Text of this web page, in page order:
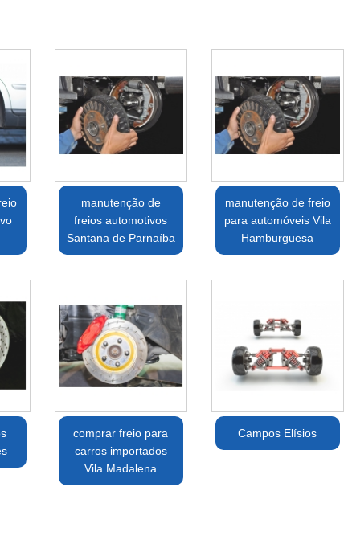
manutenção de
freios automotivos
Santana de Parnaíba
manutenção de freio
para automóveis Vila
Hamburguesa
comprar freio para
carros importados
Vila Madalena
Campos Elísios